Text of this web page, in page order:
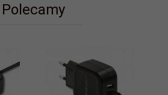
Polecamy